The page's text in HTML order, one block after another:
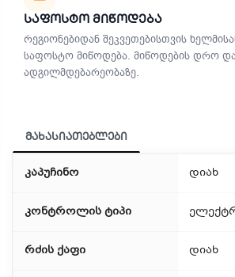
Საფოსტო Მიწოდება
რეგიონებიდან შეკვეთებისთვის
საფოსტო მიწოდება. მიწოდების დრო
ადგილმდებარეობაზე.
მახასიათებლები
კაპუჩინო დიახ
კონტროლის ტიპი
რძის ქაფი დიახ